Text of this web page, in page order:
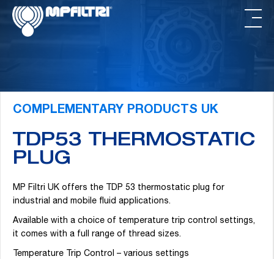
Skip
Skip
footer
COMPLEMENTARY PRODUCTS UK
TDP53 THERMOSTATIC
PLUG
MP Filtri UK offers the TDP 53 thermostatic plug for
industrial and mobile fluid applications.
Available with a choice of temperature trip control settings,
it comes with a full range of thread sizes.
Temperature Trip Control – various settings